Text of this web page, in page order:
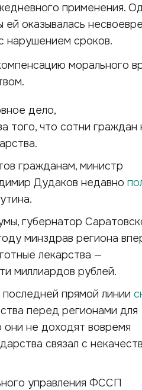
применения.
оказывалась
нарушением сроков.
морального
дело,
того, что сотни граждан
гражданам, министр
Дудаков недавно
губернатор
минздрав региона
лекарства —
миллиардов рублей.
прямой линии
перед регионами для
они не доходят вовремя
связал с
управления ФССП